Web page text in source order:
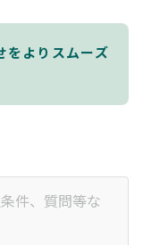
をよりスムーズ